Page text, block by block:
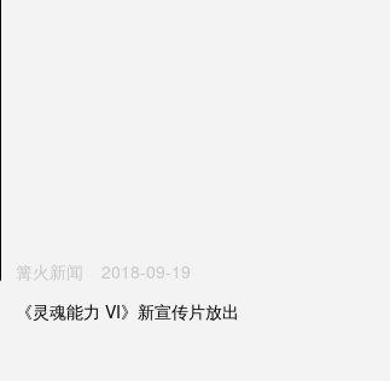
篝火新闻
2018-09-19
《灵魂能力 VI》新宣传片放出